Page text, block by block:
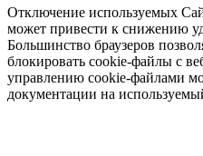
Отключение используемых
может привести к снижению
Большинство браузеров
блокировать cookie-файлы c
управлению cookie-файлами
документации на